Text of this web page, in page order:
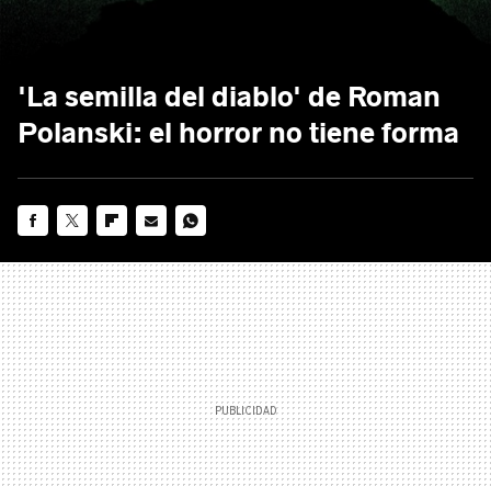
'La semilla del diablo' de Roman
Polanski: el horror no tiene forma
MAIL